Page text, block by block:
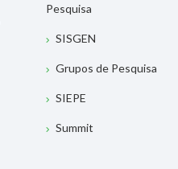
Pesquisa
SISGEN
Grupos de Pesquisa
SIEPE
Summit